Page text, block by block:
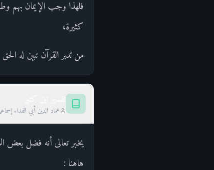
فلهذا وجب الإيمان بهم
كثيرة،
من تدبر القرآن تبين له الحق
عماد الدين أبي الفداء
هاهنا :